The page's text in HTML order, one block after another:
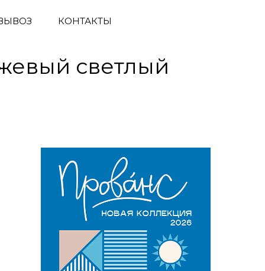
КОНТАКТЫ
светлый